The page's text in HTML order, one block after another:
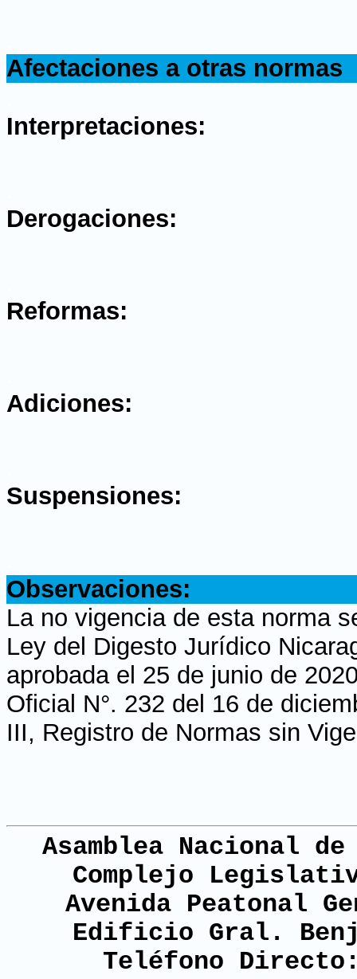
Afectaciones a otras normas
Interpretaciones:
Derogaciones:
Reformas:
Adiciones:
Suspensiones:
Observaciones:
La no vigencia de esta norma
Ley del Digesto Jurídico
aprobada el 25 de junio de
Oficial N°. 232 del 16 de
III, Registro de Normas sin
Asamblea Nacional
Complejo
Avenida Peatonal
Edificio Gral.
Teléfono